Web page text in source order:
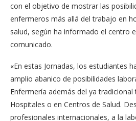
con el objetivo de mostrar las
enfermeros más allá del trabajo en
salud, según ha informado el centro
comunicado.
«En estas Jornadas, los estudiantes
amplio abanico de posibilidades
Enfermería además del ya
Hospitales o en Centros de Salud.
profesionales internacionales, a la